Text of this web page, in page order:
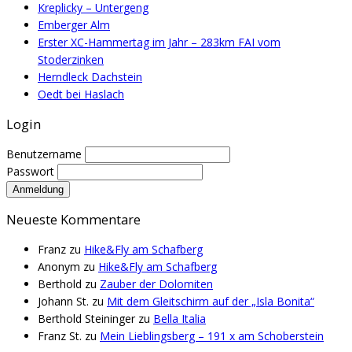
Kreplicky – Untergeng
Emberger Alm
Erster XC-Hammertag im Jahr – 283km FAI vom
Stoderzinken
Herndleck Dachstein
Oedt bei Haslach
Login
Benutzername
Passwort
Neueste Kommentare
Franz zu Hike&Fly am Schafberg
Anonym zu Hike&Fly am Schafberg
Berthold zu Zauber der Dolomiten
Johann St. zu Mit dem Gleitschirm auf der „Isla Bonita“
Berthold Steiningerzu Bella Italia
Franz St. zu Mein Lieblingsberg – 191 x am Schoberstein